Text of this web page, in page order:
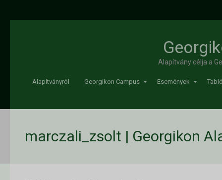
Alapítvány célja a
Alapítványról Georgikon Campus Események
marczali_zsolt | Georgikon